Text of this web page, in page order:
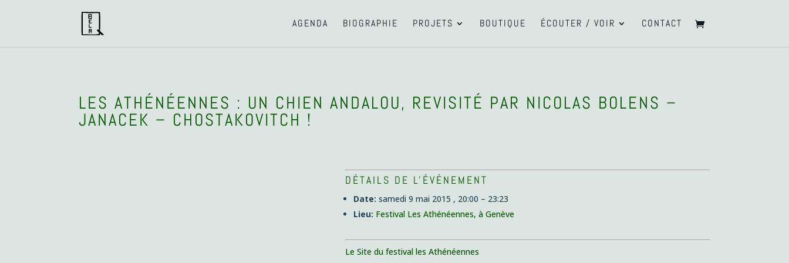
AGENDA BIOGRAPHIE PROJETS BOUTIQUE ÉCOUTER / VOIR CONTACT
LES ATHÉNÉENNES : UN CHIEN ANDALOU, REVISITÉ PAR NICOLAS BOLENS –
JANACEK – CHOSTAKOVITCH !
DÉTAILS DE L'ÉVÉNEMENT
Date: samedi 9 mai 2015 , 20:00 – 23:23
Lieu: Festival Les Athénéennes, à Genève
Le Site du festival les Athénéennes